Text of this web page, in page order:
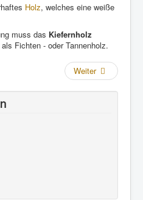
Holz, welches eine weiße
muss das Kiefernholz
Fichten - oder Tannenholz.
Weiter